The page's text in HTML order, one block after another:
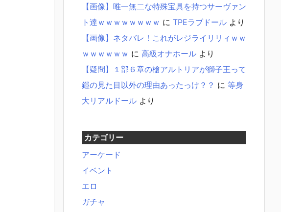
【画像】唯一無二な特殊宝具を持つサーヴァン
ト達ｗｗｗｗｗｗｗｗ に TPEラブドール より
【画像】ネタバレ！これがレジライリリィｗｗ
ｗｗｗｗｗｗ に 高級オナホール より
【疑問】１部６章の槍アルトリアが獅子王って
鎧の見た目以外の理由あったっけ？？ に 等身
大リアルドール より
カテゴリー
アーケード
イベント
エロ
ガチャ